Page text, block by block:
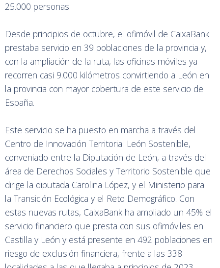
25.000 personas.
Desde principios de octubre, el ofimóvil de CaixaBank
prestaba servicio en 39 poblaciones de la provincia y,
con la ampliación de la ruta, las oficinas móviles ya
recorren casi 9.000 kilómetros convirtiendo a León en
la provincia con mayor cobertura de este servicio de
España.
Este servicio se ha puesto en marcha a través del
Centro de Innovación Territorial León Sostenible,
conveniado entre la Diputación de León, a través del
área de Derechos Sociales y Territorio Sostenible que
dirige la diputada Carolina López, y el Ministerio para
la Transición Ecológica y el Reto Demográfico. Con
estas nuevas rutas, CaixaBank ha ampliado un 45% el
servicio financiero que presta con sus ofimóviles en
Castilla y León y está presente en 492 poblaciones en
riesgo de exclusión financiera, frente a las 338